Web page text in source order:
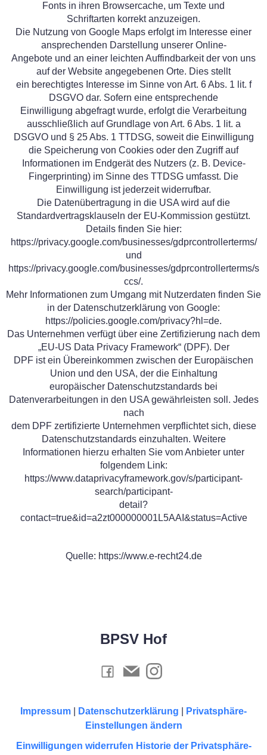
Fonts in ihren Browsercache, um Texte und
Schriftarten korrekt anzuzeigen.
Die Nutzung von Google Maps erfolgt im Interesse einer
ansprechenden Darstellung unserer Online-
Angebote und an einer leichten Auffindbarkeit der von uns
auf der Website angegebenen Orte. Dies stellt
ein berechtigtes Interesse im Sinne von Art. 6 Abs. 1 lit. f
DSGVO dar. Sofern eine entsprechende
Einwilligung abgefragt wurde, erfolgt die Verarbeitung
ausschließlich auf Grundlage von Art. 6 Abs. 1 lit. a
DSGVO und § 25 Abs. 1 TTDSG, soweit die Einwilligung
die Speicherung von Cookies oder den Zugriff auf
Informationen im Endgerät des Nutzers (z. B. Device-
Fingerprinting) im Sinne des TTDSG umfasst. Die
Einwilligung ist jederzeit widerrufbar.
Die Datenübertragung in die USA wird auf die
Standardvertragsklauseln der EU-Kommission gestützt.
Details finden Sie hier:
https://privacy.google.com/businesses/gdprcontrollerterms/
und
https://privacy.google.com/businesses/gdprcontrollerterms/s
ccs/.
Mehr Informationen zum Umgang mit Nutzerdaten finden Sie
in der Datenschutzerklärung von Google:
https://policies.google.com/privacy?hl=de.
Das Unternehmen verfügt über eine Zertifizierung nach dem
„EU-US Data Privacy Framework“ (DPF). Der
DPF ist ein Übereinkommen zwischen der Europäischen
Union und den USA, der die Einhaltung
europäischer Datenschutzstandards bei
Datenverarbeitungen in den USA gewährleisten soll. Jedes
nach
dem DPF zertifizierte Unternehmen verpflichtet sich, diese
Datenschutzstandards einzuhalten. Weitere
Informationen hierzu erhalten Sie vom Anbieter unter
folgendem Link:
https://www.dataprivacyframework.gov/s/participant-
search/participant-
detail?
contact=true&id=a2zt000000001L5AAI&status=Active
Quelle: https://www.e-recht24.de
BPSV Hof
Impressum Datenschutzerklärung
Privatsphäre-
Einstellungen ändern
Einwilligungen widerrufen Historie der Privatsphäre-